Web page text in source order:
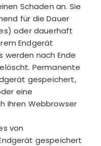
Schaden an. Sie
für die Dauer
oder dauerhaft
Endgerät
werden nach Ende
Permanente
gespeichert,
eine
Ihren Webbrowser
von
gespeichert